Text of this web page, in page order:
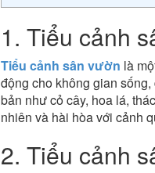
1. Tiểu cảnh
Tiểu cảnh sân vườn là
động cho không gian
bản như cỏ cây, hoa lá,
nhiên và hài hòa với cảnh
2. Tiểu cảnh